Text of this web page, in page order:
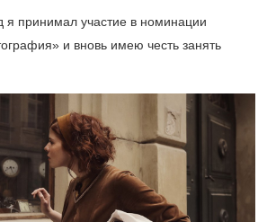
принимал участие в номинации
и вновь имею честь занять